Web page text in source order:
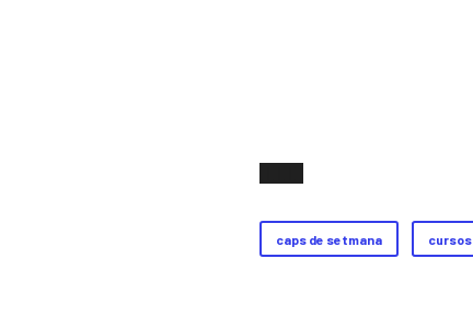
caps de setmana cursos